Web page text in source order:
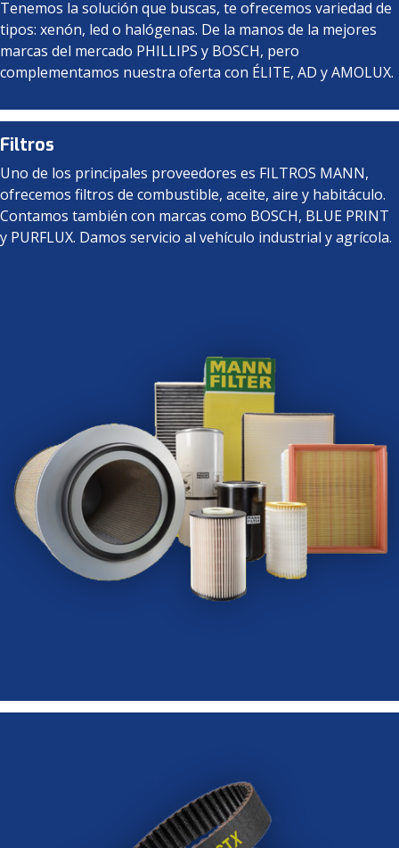
Tenemos la solución que buscas, te ofrecemos variedad de
tipos: xenón, led o halógenas. De la manos de la mejores
marcas del mercado PHILLIPS y BOSCH, pero
complementamos nuestra oferta con ÉLITE, AD y AMOLUX.
Filtros
Uno de los principales proveedores es FILTROS MANN,
ofrecemos filtros de combustible, aceite, aire y habitáculo.
Contamos también con marcas como BOSCH, BLUE PRINT
y PURFLUX. Damos servicio al vehículo industrial y agrícola.